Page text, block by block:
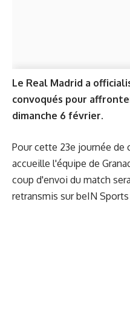
Le Real Madrid a
convoqués pour
dimanche 6 février.
Pour cette 23e journée de
accueille l'équipe de
coup d'envoi du match
retransmis sur beIN Sports